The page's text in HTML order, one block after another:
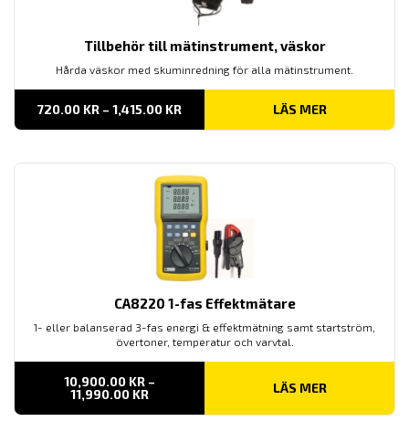
Tillbehör till mätinstrument, väskor
Hårda väskor med skuminredning för alla mätinstrument.
720.00 KR – 1,415.00 KRPRISINTERVALL:
TILL
LÄS MER
CA8220 1-fas Effektmätare
1- eller balanserad 3-fas energi & effektmätning samt startström,
övertoner, temperatur och varvtal.
10,900.00 KR –
11,990.00 KRPRISINTERVALL:
TILL
LÄS MER